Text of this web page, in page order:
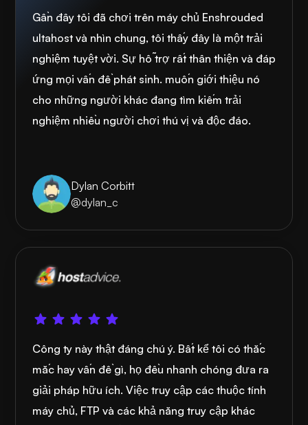
Gần đây tôi đã chơi trên máy chủ Enshrouded
ultahost và nhìn chung, tôi thấy đây là một trải
nghiệm tuyệt vời. Sự hỗ trợ rất thân thiện và đáp
ứng mọi vấn đề phát sinh. muốn giới thiệu nó
cho những người khác đang tìm kiếm trải
nghiệm nhiều người chơi thú vị và độc đáo.
Dylan Corbitt
@dylan_c
Công ty này thật đáng chú ý. Bất kể tôi có thắc
mắc hay vấn đề gì, họ đều nhanh chóng đưa ra
giải pháp hữu ích. Việc truy cập các thuộc tính
máy chủ, FTP và các khả năng truy cập khác